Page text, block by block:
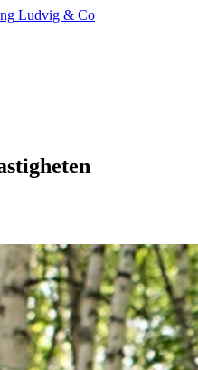
Ludvig & Co